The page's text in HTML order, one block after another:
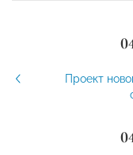
Проект